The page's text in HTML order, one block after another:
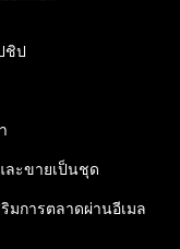
ชิป
ละขายเป็นชุด
ริมการตลาดผ่านอีเมล